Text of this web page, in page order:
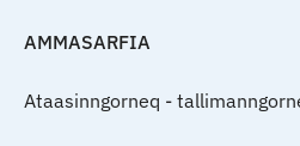
AMMASARFIA
Ataasinngorneq -